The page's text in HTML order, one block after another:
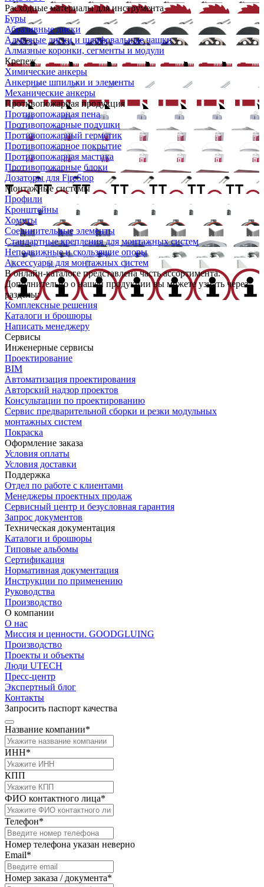
Расходные материалы для инструмента
Буры
Абразивные диски
Алмазные диски и шлифовальные чашки
Алмазные коронки, сегменты и модули
Крепеж
Химические анкеры
Анкерные шпильки и элементы
Механические анкеры
Противопожарная продукция
Противопожарная пена
Противопожарные подушки
Противопожарный герметик
Противопожарное покрытие
Противопожарная мастика
Противопожарные блоки
Дозаторы для FireStop
Монтажные системы
Профили
Кронштейны
Хомуты
Соединительные элементы
Стандартные крепления для монтажных систем
Неподвижные и скользящие опоры
Аксессуары для монтажных систем
В онлайн-каталоге представлена часть ассортимента.
Дополнительно о нашей продукции вы можете узнать через
разделы:
Комплексные решения
Каталоги и брошюры
Написать менеджеру
Сервисы
Инженерные сервисы
Проектирование
BIM
Автоматизация проектирования
Авторский надзор проектов
Консультации по проектированию
Сервис предварительной сборки и резки модульных
монтажных систем
Покраска
Оформление заказа
Условия оплаты
Условия доставки
Поддержка
Отдел по работе с клиентами
Менеджеры проектных продаж
Сервисный центр и безусловная гарантия
Запрос документов
Техническая документация
Каталоги и брошюры
Типовые альбомы
Сертификация
Нормативная документация
Инструкции по применению
Руководства
Производство
О компании
О нас
Миссия и ценности. GOODGLUING
Производство
Проекты и объекты
Люди UTECH
Пресс-центр
Экспертный блог
Контакты
Запросить паспорт качества
Название компании*
ИНН*
КПП
ФИО контактного лица*
Телефон*
Номер телефона указан неверно
Email*
Номер заказа / документа*